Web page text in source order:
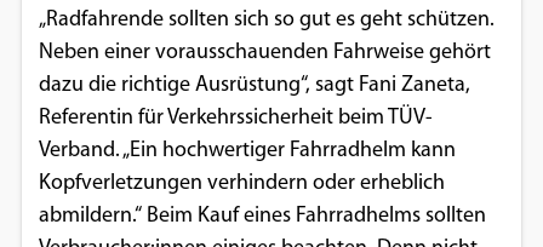
„Radfahrende sollten sich so gut es geht schützen.
Neben einer vorausschauenden Fahrweise gehört
dazu die richtige Ausrüstung“, sagt Fani Zaneta,
Referentin für Verkehrssicherheit beim TÜV-
Verband. „Ein hochwertiger Fahrradhelm kann
Kopfverletzungen verhindern oder erheblich
abmildern.“ Beim Kauf eines Fahrradhelms sollten
EXTERNE MEDIEN
Um Inhalte von Videoplattformen und
Social Media Plattformen anzeigen zu
können, werden von diesen externen
Medien Cookies gesetzt.